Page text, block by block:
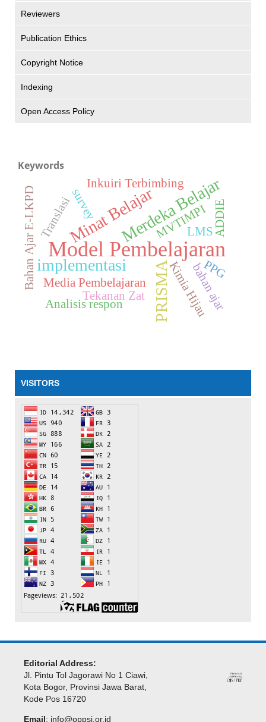
Reviewers
Publication Ethics
Copyright Notice
Indexing
Open Access Policy
Keywords
Model Pembelajaran
Minat BelajarMerdeka Belajar
PRISMA
implementasi Kimia Hijau
bahan ajar
survey
Media Pembelajaran
MVTIMPI
LMS
PPG
ADDIE
Bahan Ajar E-LKPD
Inkuiri Terbimbing
Tekanan Zat
Translasi
Analisis respon
VISITORS
Editorial Address:
Jl. Pintu Tol Jagorawi No 1 Ciawi,
Kota Bogor, Provinsi Jawa Barat,
Kode Pos 16720
Email: info@oppsi.or.id